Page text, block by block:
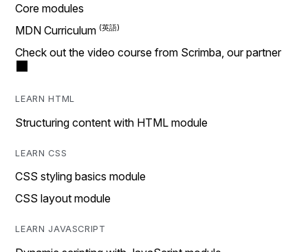
Core modules
MDN Curriculum
Check out the video course from Scrimba, our partner
LEARN HTML
Structuring content with HTML module
LEARN CSS
CSS styling basics module
CSS layout module
LEARN JAVASCRIPT